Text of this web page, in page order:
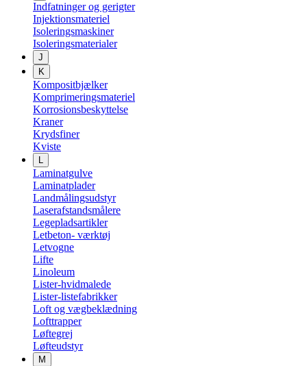
Indfatninger og gerigter
Injektionsmateriel
Isoleringsmaskiner
Isoleringsmaterialer
J
K
Kompositbjælker
Komprimeringsmateriel
Korrosionsbeskyttelse
Kraner
Krydsfiner
Kviste
L
Laminatgulve
Laminatplader
Landmålingsudstyr
Laserafstandsmålere
Legepladsartikler
Letbeton- værktøj
Letvogne
Lifte
Linoleum
Lister-hvidmalede
Lister-listefabrikker
Loft og vægbeklædning
Lofttrapper
Løftegrej
Løfteudstyr
M